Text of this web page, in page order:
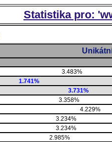
Statistika pro:
3.483%
1.741%
3.731%
3.358%
4.229%
3.234%
3.234%
2.985%